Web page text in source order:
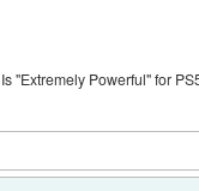
"Extremely Powerful" for